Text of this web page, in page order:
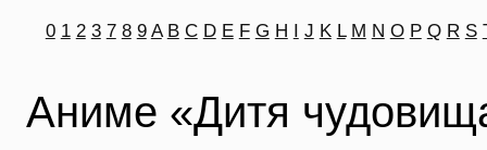
0 1 2 3 7 8 9 A B C D E F G H I J K L M N O P Q R S
Аниме «Дитя